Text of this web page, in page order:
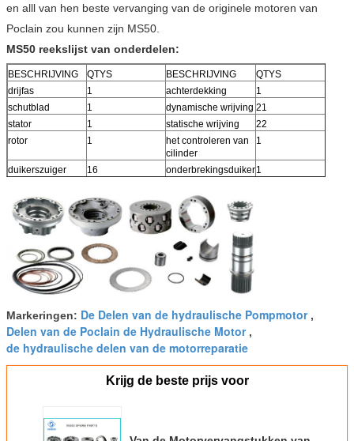
en alll van hen beste vervanging van de originele motoren van
Poclain zou kunnen zijn MS50.
MS50 reekslijst van onderdelen:
BESCHRIJVING QTYS BESCHRIJVING
QTYS
drijfas
1 achterdekking
1
schutblad
1 dynamische wrijving 21
stator
1 statische wrijving
22
rotor
1
het controleren van
cilinder
1
duikerszuiger 16 onderbrekingsduiker1
verdeler
1 remschacht
Markeringen: De Delen van de hydraulische Pompmotor,
Delen van de Poclain de Hydraulische Motor,
de hydraulische delen van de motorreparatie
Krijg de beste prijs voor